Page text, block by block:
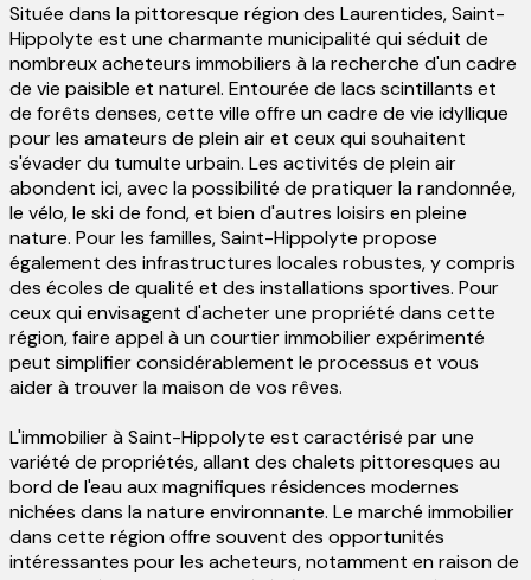
Située dans la pittoresque région des Laurentides, Saint-
Hippolyte est une charmante municipalité qui séduit de
nombreux acheteurs immobiliers à la recherche d'un cadre
de vie paisible et naturel. Entourée de lacs scintillants et
de forêts denses, cette ville offre un cadre de vie idyllique
pour les amateurs de plein air et ceux qui souhaitent
s'évader du tumulte urbain. Les activités de plein air
abondent ici, avec la possibilité de pratiquer la randonnée,
le vélo, le ski de fond, et bien d'autres loisirs en pleine
nature. Pour les familles, Saint-Hippolyte propose
également des infrastructures locales robustes, y compris
des écoles de qualité et des installations sportives. Pour
ceux qui envisagent d'acheter une propriété dans cette
région, faire appel à un courtier immobilier expérimenté
peut simplifier considérablement le processus et vous
aider à trouver la maison de vos rêves.
L'immobilier à Saint-Hippolyte est caractérisé par une
variété de propriétés, allant des chalets pittoresques au
bord de l'eau aux magnifiques résidences modernes
nichées dans la nature environnante. Le marché immobilier
dans cette région offre souvent des opportunités
intéressantes pour les acheteurs, notamment en raison de